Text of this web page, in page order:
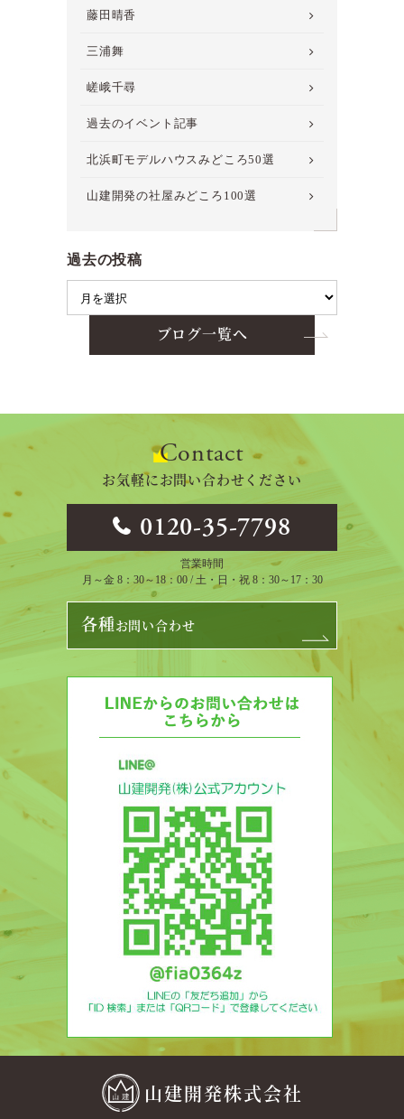
藤田晴香
三浦舞
嵯峨千尋
過去のイベント記事
北浜町モデルハウスみどころ50選
山建開発の社屋みどころ100選
過去の投稿
ブログ一覧へ
Contact
お気軽にお問い合わせください
0120-35-7798
営業時間
月～金 8：30～18：00 / 土・日・祝 8：30～17：30
各種お問い合わせ
山建開発株式会社